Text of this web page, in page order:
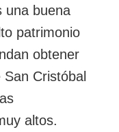
una buena
patrimonio
obtener
Cristóbal
altos.